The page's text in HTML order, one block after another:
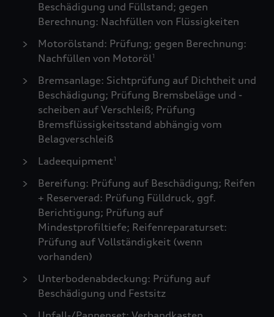
Beschädigung und Füllstand; gegen
Berechnung: Nachfüllen von Flüssigkeiten
Motorölstand: Prüfung; gegen Berechnung:
Nachfüllen von Motoröl1
Bremsanlage: Sichtprüfung auf Dichtheit und
Beschädigung; Prüfung Bremsbeläge und -
scheiben auf Verschleiß; Prüfung
Bremsflüssigkeitsstand abhängig vom
Belagverschleiß
Ladeequipment1
Bereifung: Prüfung auf Beschädigung; Reifen
+ Reserverad: Prüfung Fülldruck, ggf.
Berichtigung; Prüfung auf
Mindestprofiltiefe; Reifenreparaturset:
Prüfung auf Vollständigkeit (wenn
vorhanden)
Unterbodenabdeckung: Prüfung auf
Beschädigung und Festsitz